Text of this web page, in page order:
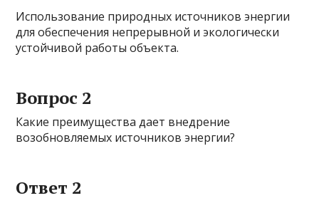
Использование природных источников энергии
для обеспечения непрерывной и экологически
устойчивой работы объекта.
Вопрос 2
Какие преимущества дает внедрение
возобновляемых источников энергии?
Ответ 2